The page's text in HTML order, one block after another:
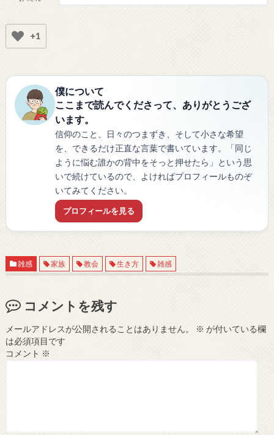
+1
僕について
ここまで読んでくださって、ありがとうござ
います。
信仰のこと、日々のつまずき、そして小さな希望
を、できるだけ正直な言葉で書いています。「同じ
ように悩む誰かの背中をそっと押せたら」という思
いで続けているので、よければプロフィールものぞ
いてみてください。
プロフィールを見る
雑感 家族 教会 生き方 雑感
コメントを残す
メールアドレスが公開されることはありません。 ※ が付いている欄
は必須項目です
コメント ※